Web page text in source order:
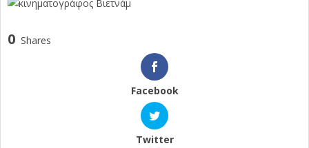
0 Shares
Facebook
Twitter